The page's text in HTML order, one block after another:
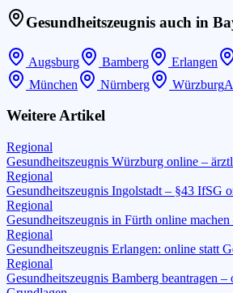
Gesundheitszeugnis auch in
Augsburg Bamberg Erlangen
München
Nürnberg Würzburg
Weitere Artikel
Regional
Gesundheitszeugnis Würzburg online –
Regional
Gesundheitszeugnis Ingolstadt – §43 IfSG
Regional
Gesundheitszeugnis in Fürth online
Regional
Gesundheitszeugnis Erlangen: online statt
Regional
Gesundheitszeugnis Bamberg beantragen